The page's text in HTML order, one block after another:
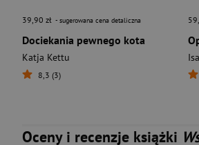
39,90 zł - sugerowana cena detaliczna
Dociekania pewnego kota
Katja Kettu
8,3 (3)
Oceny i recenzje książki